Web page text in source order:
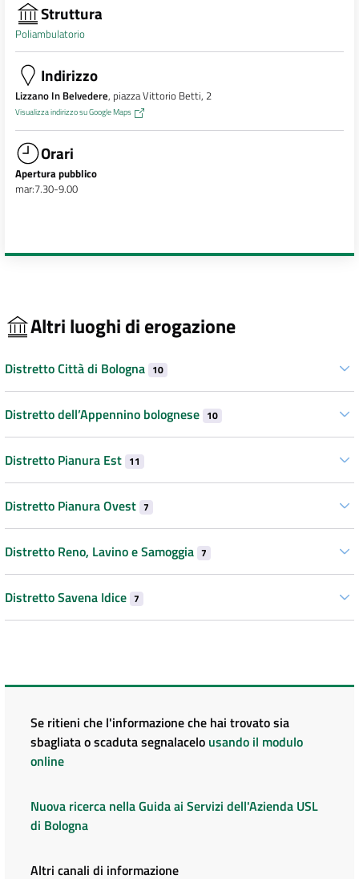
Struttura
Poliambulatorio
Indirizzo
Lizzano In Belvedere, piazza Vittorio Betti, 2
Visualizza indirizzo su Google Maps
Orari
Apertura pubblico
mar:7.30-9.00
Altri luoghi di erogazione
Distretto Città di Bologna 10
Distretto dell’Appennino bolognese 10
Distretto Pianura Est 11
Distretto Pianura Ovest 7
Distretto Reno, Lavino e Samoggia 7
Distretto Savena Idice 7
Se ritieni che l'informazione che hai trovato sia
sbagliata o scaduta segnalacelo usando il modulo
online
Nuova ricerca nella Guida ai Servizi dell'Azienda USL
di Bologna
Altri canali di informazione